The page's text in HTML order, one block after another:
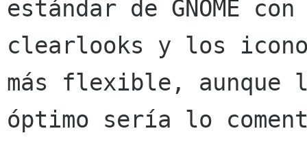
estándar de GNOME con
clearlooks y los
más flexible, aunque
óptimo sería lo